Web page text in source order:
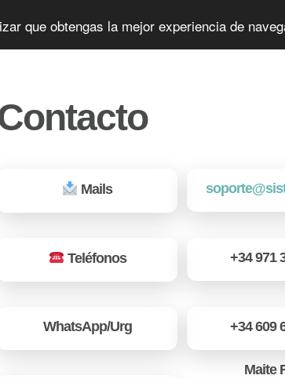
que obtengas la mejor experiencia de
Mails
Teléfonos +34 971
WhatsApp/Urg +34 609
Maite